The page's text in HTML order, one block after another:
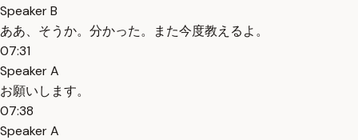
Speaker B
ああ、そうか。分かった。また今度教えるよ。
07:31
Speaker A
お願いします。
07:38
Speaker A